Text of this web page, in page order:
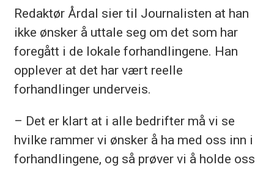
Redaktør Årdal sier til Journalisten at han
ikke ønsker å uttale seg om det som har
foregått i de lokale forhandlingene. Han
opplever at det har vært reelle
forhandlinger underveis.
– Det er klart at i alle bedrifter må vi se
hvilke rammer vi ønsker å ha med oss inn i
forhandlingene, og så prøver vi å holde oss